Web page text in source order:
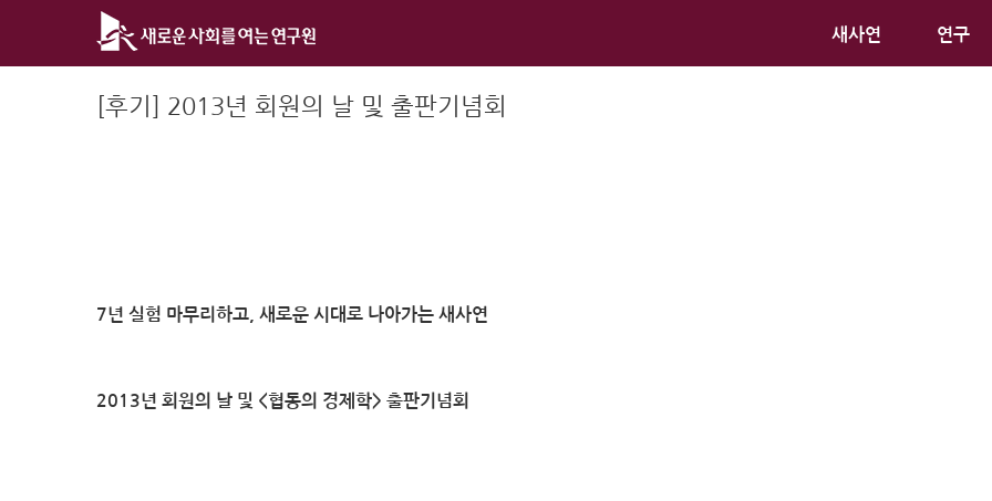
새사연 연구
[후기] 2013년 회원의 날 및 출판기념회
7년 실험 마무리하고, 새로운 시대로 나아가는 새사연
2013년 회원의 날 및 <협동의 경제학> 출판기념회